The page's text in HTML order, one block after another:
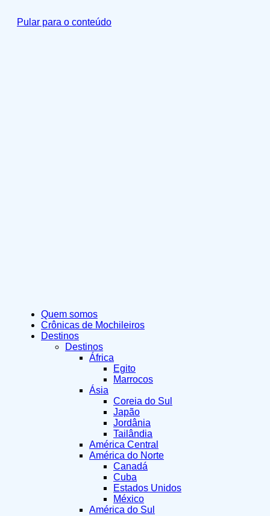
Pular para o conteúdo
Quem somos
Crônicas de Mochileiros
Destinos
Destinos
África
Egito
Marrocos
Ásia
Coreia do Sul
Japão
Jordânia
Tailândia
América Central
América do Norte
Canadá
Cuba
Estados Unidos
México
América do Sul